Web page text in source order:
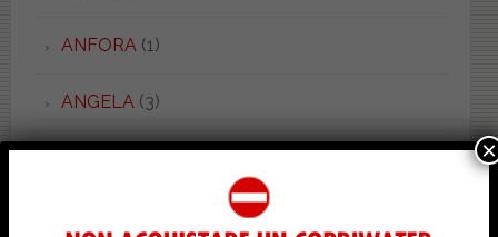
ANFORA (1)
ANGELA (3)
×